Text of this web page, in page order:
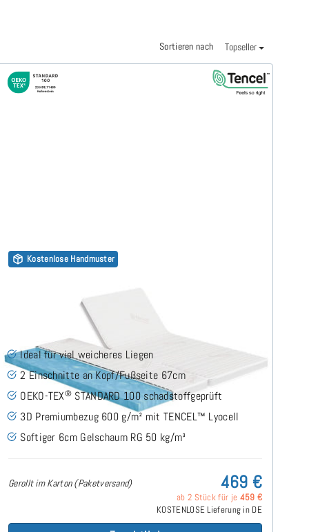
Sortieren nach Topseller
Kostenlose Handmuster
Gelschaum RG50 (TENCEL™ Lyocell 3D) 9cm Split
Topper 180x190 cm
Ideal für viel weicheres Liegen
2 Einschnitte an Kopf/Fußseite 67cm
OEKO-TEX® STANDARD 100 schadstoffgeprüft
3D Premiumbezug 600 g/m² mit TENCEL™ Lyocell
Softiger 6cm Gelschaum RG 50 kg/m³
Gerollt im Karton (Paketversand) 469 €
ab 2 Stück für je 459 €
KOSTENLOSE Lieferung in DE